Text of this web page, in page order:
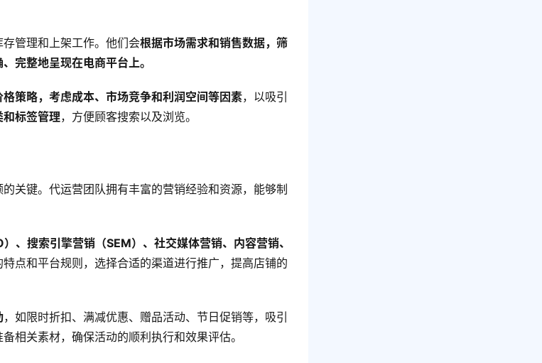
管理和上架工作。他们会根据市场需求和销售数据，筛
完整地呈现在电商平台上。
策略，考虑成本、市场竞争和利润空间等因素，以吸引
标签管理，方便顾客搜索以及浏览。
关键。代运营团队拥有丰富的营销经验和资源，能够制
、搜索引擎营销（SEM）、社交媒体营销、内容营销、
点和平台规则，选择合适的渠道进行推广，提高店铺的
，如限时折扣、满减优惠、赠品活动、节日促销等，吸引
相关素材，确保活动的顺利执行和效果评估。